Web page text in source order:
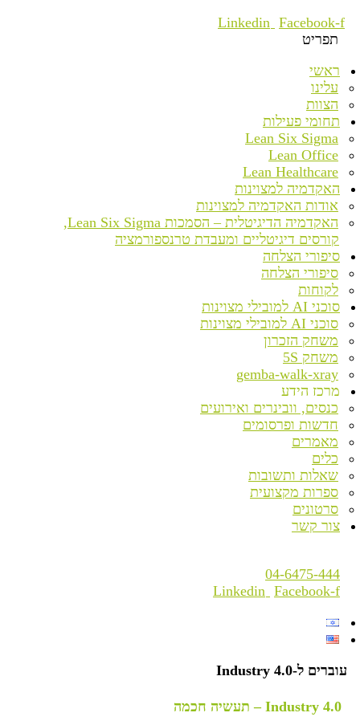
Linkedin Facebook-f
תפריט
ראשי
עלינו
הצוות
תחומי פעילות
Lean Six Sigma
Lean Office
Lean Healthcare
האקדמיה למצוינות
אודות האקדמיה למצוינות
האקדמיה הדיגיטלית – הסמכות Lean Six Sigma,
קורסים דיגיטליים ומעבדת טרנספורמציה
סיפורי הצלחה
סיפורי הצלחה
לקוחות
סוכני AI למובילי מצוינות
סוכני AI למובילי מצוינות
משחק הזכרון
משחק 5S
gemba-walk-xray
מרכז הידע
כנסים, וובינרים ואירועים
חדשות ופרסומים
מאמרים
כלים
שאלות ותשובות
ספרות מקצועית
סרטונים
צור קשר
04-6475-444
Linkedin Facebook-f
עוברים ל-Industry 4.0
Industry 4.0 – תעשיה חכמה